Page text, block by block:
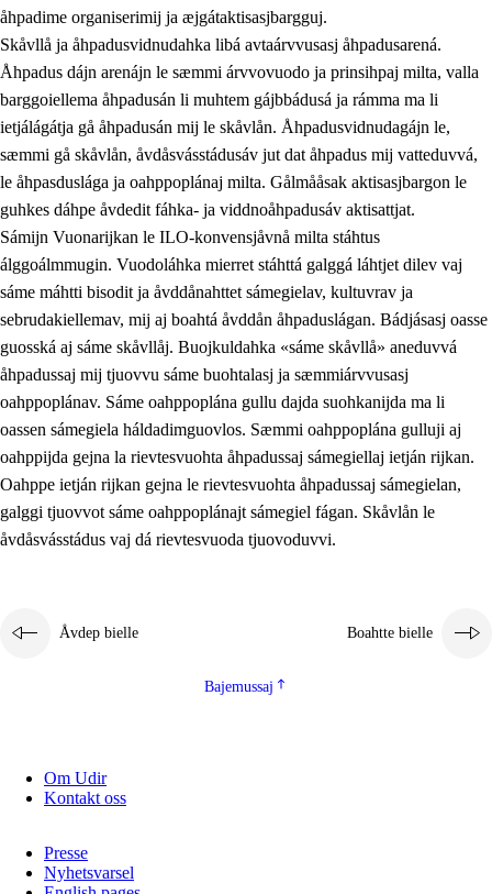
åhpadime organiserimij ja æjgátaktisasjbargguj.
Skåvllå ja åhpadusvidnudahka libá avtaárvvusasj åhpadusarená.
Åhpadus dájn arenájn le sæmmi árvvovuodo ja prinsihpaj milta, valla
barggoiellema åhpadusán li muhtem gájbbádusá ja rámma ma li
ietjálágátja gå åhpadusán mij le skåvlån. Åhpadusvidnudagájn le,
sæmmi gå skåvlån, åvdåsvásstádusáv jut dat åhpadus mij vatteduvvá,
le åhpasduslága ja oahppoplánaj milta. Gålmååsak aktisasjbargon le
guhkes dáhpe åvdedit fáhka- ja viddnoåhpadusáv aktisattjat.
Sámijn Vuonarijkan le ILO-konvensjåvnå milta stáhtus
álggoálmmugin. Vuodoláhka mierret stáhttá galggá láhtjet dilev vaj
sáme máhtti bisodit ja åvddånahttet sámegielav, kultuvrav ja
sebrudakiellemav, mij aj boahtá åvddån åhpaduslágan. Bádjásasj oasse
guosská aj sáme skåvllåj. Buojkuldahka «sáme skåvllå» aneduvvá
åhpadussaj mij tjuovvu sáme buohtalasj ja sæmmiárvvusasj
oahppoplánav. Sáme oahppoplána gullu dajda suohkanijda ma li
oassen sámegiela háldadimguovlos. Sæmmi oahppoplána gulluji aj
oahppijda gejna la rievtesvuohta åhpadussaj sámegiellaj ietján rijkan.
Oahppe ietján rijkan gejna le rievtesvuohta åhpadussaj sámegielan,
galggi tjuovvot sáme oahppoplánajt sámegiel fágan. Skåvlån le
åvdåsvásstádus vaj dá rievtesvuoda tjuovoduvvi.
Åvdep bielle Boahtte bielle
Bajemussaj
Om Udir
Kontakt oss
Presse
Nyhetsvarsel